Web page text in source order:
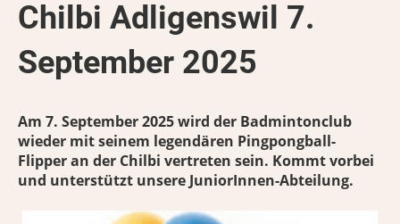
Chilbi Adligenswil 7.
September 2025
Am 7. September 2025 wird der Badmintonclub
wieder mit seinem legendären Pingpongball-
Flipper an der Chilbi vertreten sein. Kommt vorbei
und unterstützt unsere JuniorInnen-Abteilung.